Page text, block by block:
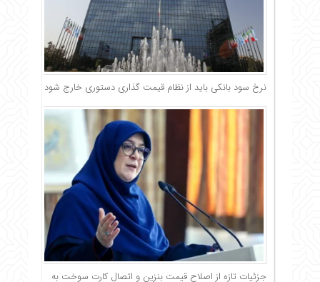
نرخ سود بانکی باید از نظام قیمت گذاری دستوری خارج شود
جزئیات تازه از اصلاح قیمت بنزین و اتصال کارت سوخت به